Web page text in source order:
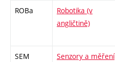
ROBa
Robotika (v
angličtině)
SEM Senzory a měření